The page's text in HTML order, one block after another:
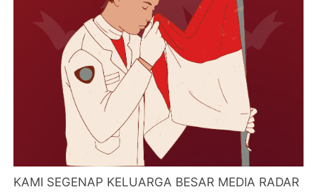
KAMI SEGENAP KELUARGA BESAR MEDIA RADAR